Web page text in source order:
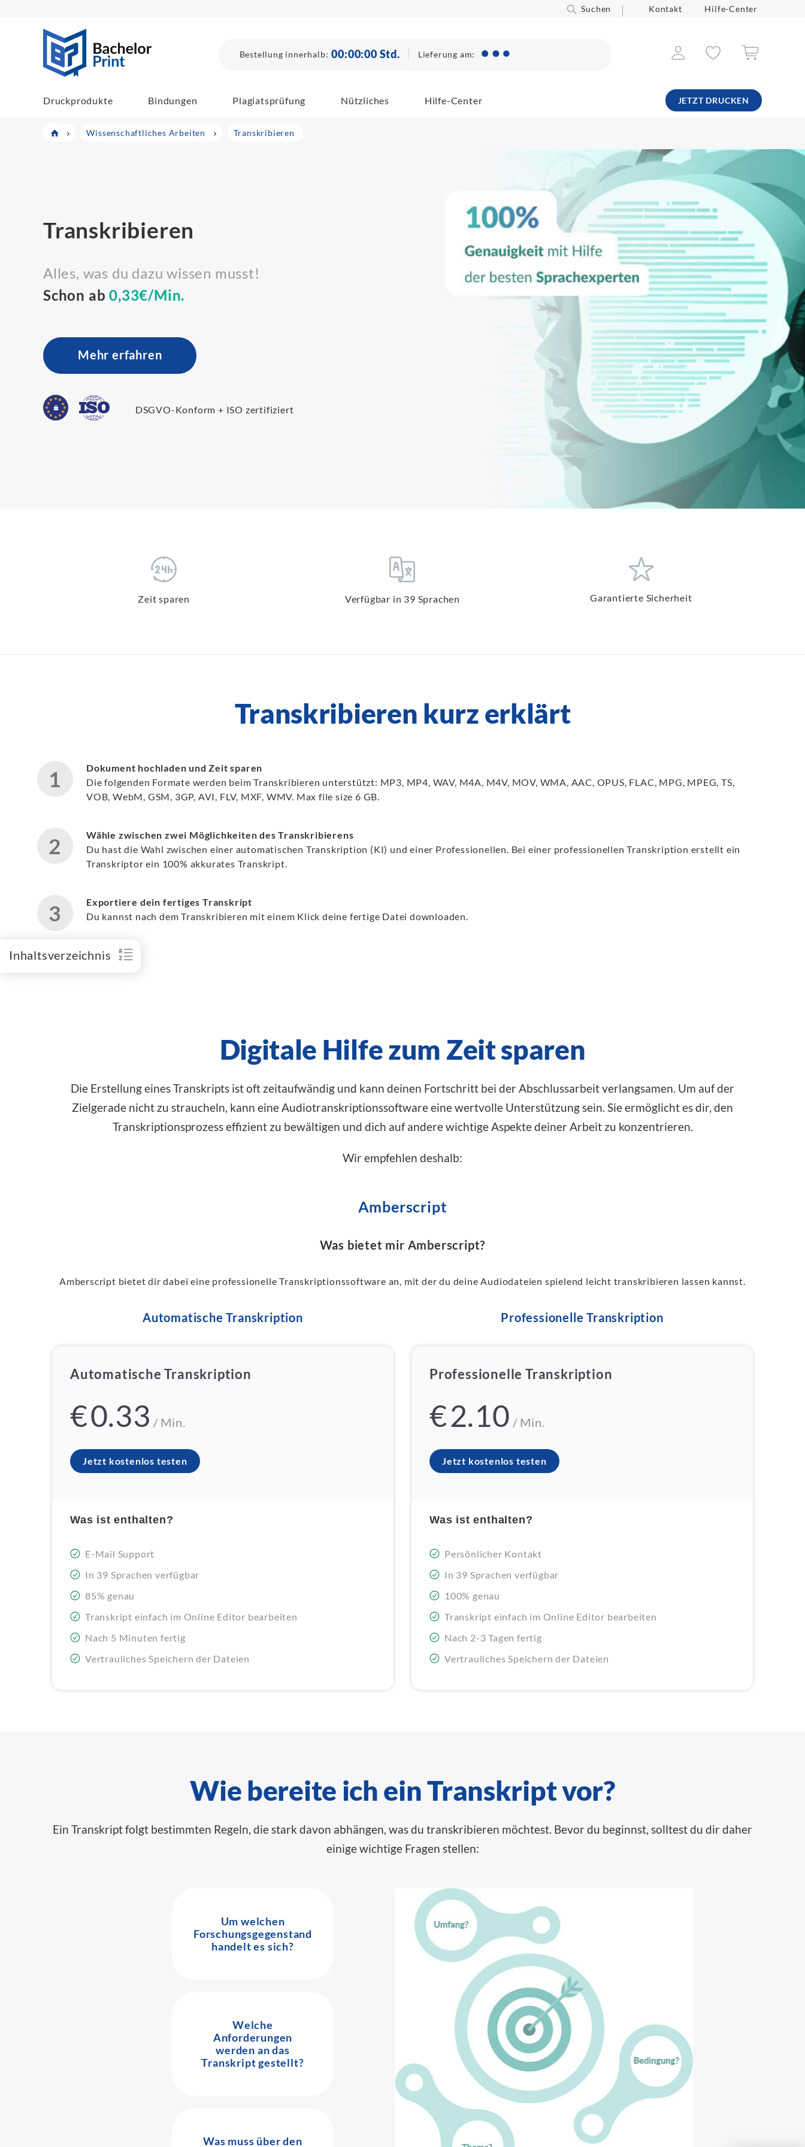
Suchen Kontakt Hilfe-Center
Bestellung innerhalb: 00:00:00 Std. Lieferung am:
Druckprodukte Bindungen Plagiatsprüfung Nützliches Hilfe-Center JETZT DRUCKEN
Wissenschaftliches Arbeiten Transkribieren
Inhaltsverzeichnis
Transkribieren
Alles, was du dazu wissen musst!
Schon ab0,33€/Min.
Mehr erfahren
DSGVO-Konform + ISO zertifiziert
Zeit sparen Verfügbar in 39 Sprachen Garantierte Sicherheit
Transkribieren kurz erklärt
Dokument hochladen und Zeit sparen
Die folgenden Formate werden beim Transkribieren unterstützt: MP3, MP4, WAV, M4A, M4V, MOV, WMA, AAC, OPUS, FLAC, MPG, MPEG, TS,
VOB, WebM, GSM, 3GP, AVI, FLV, MXF, WMV. Max file size 6 GB.
Wähle zwischen zwei Möglichkeiten des Transkribierens
Du hast die Wahl zwischen einer automatischen Transkription (KI) und einer Professionellen. Bei einer professionellen Transkription erstellt ein
Transkriptor ein 100% akkurates Transkript.
Exportiere dein fertiges Transkript
Du kannst nach dem Transkribieren mit einem Klick deine fertige Datei downloaden.
Digitale Hilfe zum Zeit sparen
Die Erstellung eines Transkripts ist oft zeitaufwändig und kann deinen Fortschritt bei der Abschlussarbeit verlangsamen. Um auf der
Zielgerade nicht zu straucheln, kann eine Audiotranskriptionssoftware eine wertvolle Unterstützung sein. Sie ermöglicht es dir, den
Transkriptionsprozess effizient zu bewältigen und dich auf andere wichtige Aspekte deiner Arbeit zu konzentrieren.
Wir empfehlen deshalb:
Amberscript
Was bietet mir Amberscript?
Amberscript bietet dir dabei eine professionelle Transkriptionssoftware an, mit der du deine Audiodateien spielend leicht transkribieren lassen kannst.
Automatische Transkription
Automatische Transkription
€0.33 / Min.
Jetzt kostenlos testen
Was ist enthalten?
E-Mail Support
In 39 Sprachen verfügbar
85% genau
Transkript einfach im Online Editor bearbeiten
Nach 5 Minuten fertig
Vertrauliches Speichern der Dateien
Professionelle Transkription
Professionelle Transkription
€2.10 / Min.
Jetzt kostenlos testen
Was ist enthalten?
Persönlicher Kontakt
In 39 Sprachen verfügbar
100% genau
Transkript einfach im Online Editor bearbeiten
Nach 2-3 Tagen fertig
Vertrauliches Speichern der Dateien
Wie bereite ich ein Transkript vor?
Ein Transkript folgt bestimmten Regeln, die stark davon abhängen, was du transkribieren möchtest. Bevor du beginnst, solltest du dir daher
einige wichtige Fragen stellen:
Um welchen
Forschungsgegenstand
handelt es sich?
Welche
Anforderungen
werden an das
Transkript gestellt?
Was muss über den